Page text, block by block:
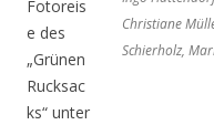
Christiane
Schierholz,
Fotoreis
e des
„Grünen
Rucksac
ks“ unter